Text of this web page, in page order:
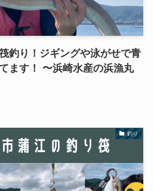
釣り！ジギングや泳がせで青
ます！ 〜浜崎水産の浜漁丸
釣り